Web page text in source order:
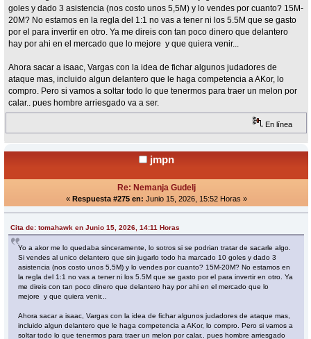
goles y dado 3 asistencia (nos costo unos 5,5M) y lo vendes por cuanto? 15M-
20M? No estamos en la regla del 1:1 no vas a tener ni los 5.5M que se gasto
por el para invertir en otro. Ya me direis con tan poco dinero que delantero
hay por ahi en el mercado que lo mejore y que quiera venir...
Ahora sacar a isaac, Vargas con la idea de fichar algunos judadores de
ataque mas, incluido algun delantero que le haga competencia a AKor, lo
compro. Pero si vamos a soltar todo lo que tenermos para traer un melon por
calar.. pues hombre arriesgado va a ser.
En línea
jmpn
Re: Nemanja Gudelj
« Respuesta #275 en: Junio 15, 2026, 15:52 Horas »
Cita de: tomahawk en Junio 15, 2026, 14:11 Horas
Yo a akor me lo quedaba sinceramente, lo sotros si se podrian tratar de sacarle algo.
Si vendes al unico delantero que sin jugarlo todo ha marcado 10 goles y dado 3
asistencia (nos costo unos 5,5M) y lo vendes por cuanto? 15M-20M? No estamos en
la regla del 1:1 no vas a tener ni los 5.5M que se gasto por el para invertir en otro. Ya
me direis con tan poco dinero que delantero hay por ahi en el mercado que lo
mejore y que quiera venir...
Ahora sacar a isaac, Vargas con la idea de fichar algunos judadores de ataque mas,
incluido algun delantero que le haga competencia a AKor, lo compro. Pero si vamos a
soltar todo lo que tenermos para traer un melon por calar.. pues hombre arriesgado